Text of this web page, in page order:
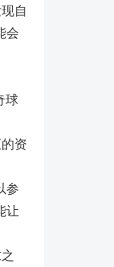
自
会
球
资
参
让